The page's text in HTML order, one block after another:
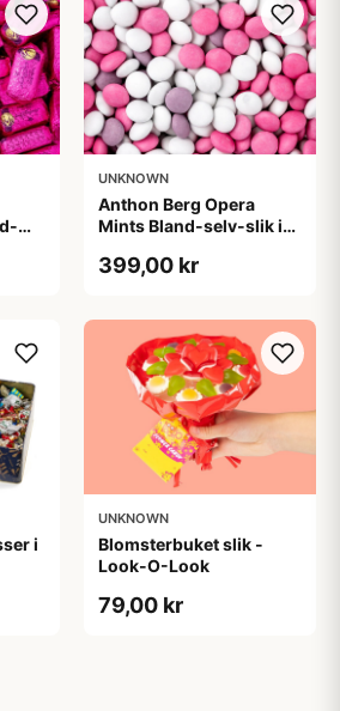
UNKNOWN
Anthon Berg Opera
Mints Bland-selv-slik i
399,00 kr
i
UNKNOWN
Blomsterbuket slik -
Look-O-Look
79,00 kr